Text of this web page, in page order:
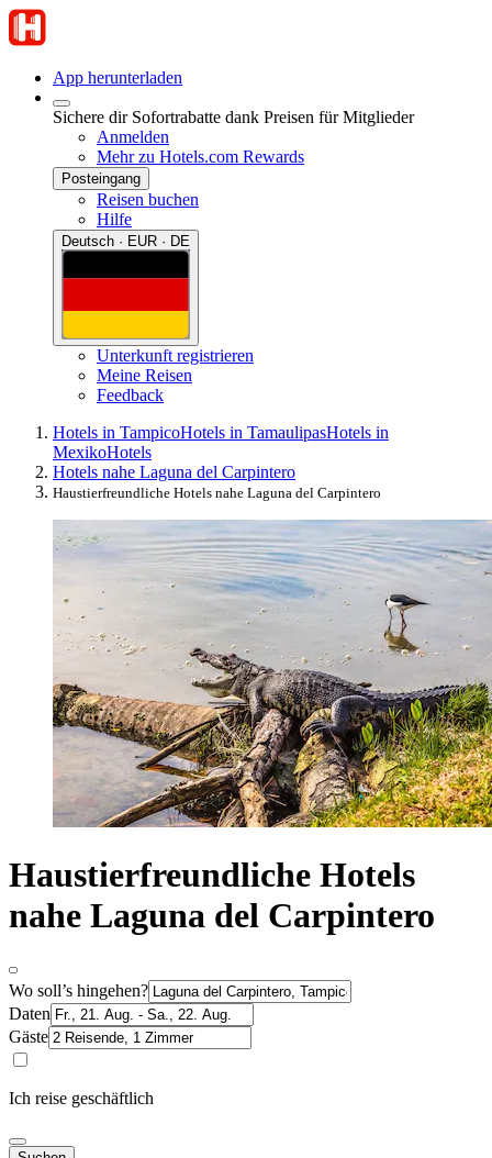
App herunterladen
Sichere dir Sofortrabatte dank Preisen für Mitglieder
Anmelden
Mehr zu Hotels.com Rewards
Posteingang
Reisen buchen
Hilfe
Deutsch · EUR · DE
Unterkunft registrieren
Meine Reisen
Feedback
Hotels in TampicoHotels in TamaulipasHotels in
MexikoHotels
Hotels nahe Laguna del Carpintero
Haustierfreundliche Hotels nahe Laguna del Carpintero
Haustierfreundliche Hotels
nahe Laguna del Carpintero
Wo soll’s hingehen?
Daten
Gäste
Ich reise geschäftlich